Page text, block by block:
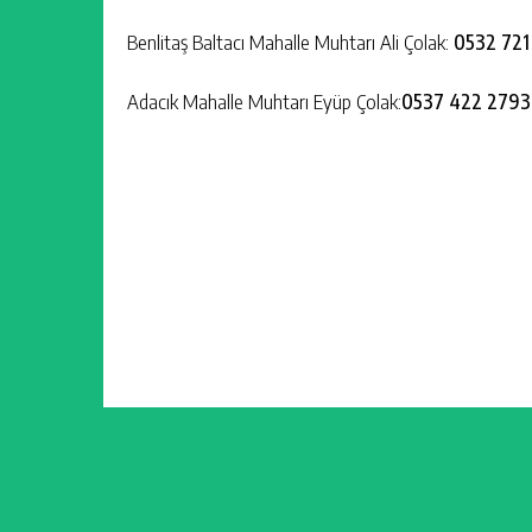
Benlitaş Baltacı Mahalle Muhtarı Ali Çolak: 0532
Adacık Mahalle Muhtarı Eyüp Çolak:0537 422 2793